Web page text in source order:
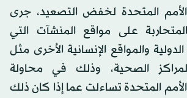
المتحدة لخفض التصعيد، جرى
على مواقع المنشآت التي
والمواقع الإنسانية الأخرى مثل
الصحية، وذلك في محاولة
المتحدة تساءلت عما إذا كان ذلك